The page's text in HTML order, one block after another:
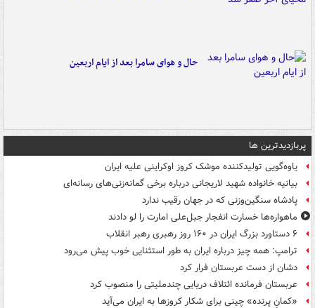
حال و هوای سامرا بعد از ایام اربعین
پربازدیدترین ها
یاوه‌گویی تولیدکننده موشک کروز اوکراینی علیه ایران
بیانیه خانواده شهید لاریجانی درباره برخی گمانه‌زنی‌های رسانه‌ای
پادشاه سنگین‌وزنی که در جهان رقیب ندارد
ماهواره‌ها خسارت انفجار جبل‌علی امارت را لو دادند
۶ دستاورد بزرگ ایران در ۱۶۰ روز رهبری رهبر انقلاب
ترامپ: همه چیز درباره ایران به طور استثنایی خوب پیش می‌رود
دشان از دست عربستان فرار کرد
عربستان فرمانده ائتلاف دریایی چندملیتی را منصوب کرد
«کمانِ پرنده» چینی برای شکار کروزها به ایران می‌آید